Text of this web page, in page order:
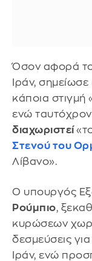
Όσον αφορά το
Ιράν,
κάποια στιγμή
ενώ
διαχωριστεί
Στενού του
Λίβανο».
Ο υπουργός
Ρούμπιο,
κυρώσεων
δεσμεύσεις
Ιράν, ενώ